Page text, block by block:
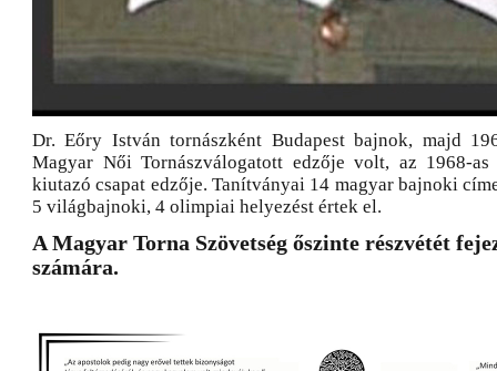
Dr. Eőry István tornászként Budapest bajnok, majd
Magyar Női Tornászválogatott edzője volt, az 1968-
kiutazó csapat edzője. Tanítványai 14 magyar bajnoki
5 világbajnoki, 4 olimpiai helyezést értek el.
A Magyar Torna Szövetség őszinte részvétét
számára.